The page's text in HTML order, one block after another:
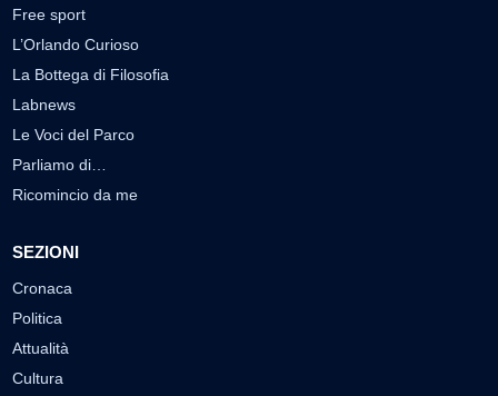
Free sport
L’Orlando Curioso
La Bottega di Filosofia
Labnews
Le Voci del Parco
Parliamo di…
Ricomincio da me
SEZIONI
Cronaca
Politica
Attualità
Cultura